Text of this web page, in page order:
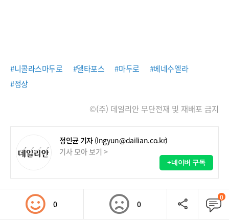
#니콜라스마두로 #델타포스 #마두로
#베네수엘라
#정상
©(주) 데일리안 무단전재 및 재배포 금지
정인균 기자 (Ingyun@dailian.co.kr)
기사 모아 보기 >
+네이버 구독
0 0
0